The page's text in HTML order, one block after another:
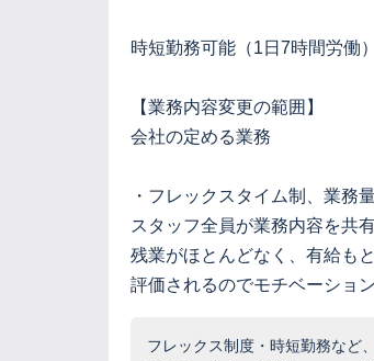
時短勤務可能（1日7時間労働）
【業務内容変更の範囲】
会社の定める業務
・フレックスタイム制、業務
スタッフ全員が業務内容を共
残業がほとんどなく、有給も
評価されるのでモチベーショ
フレックス制度・時短勤務など